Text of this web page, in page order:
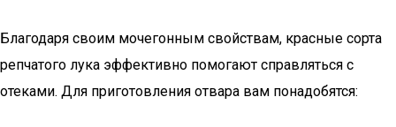
Благодаря своим мочегонным свойствам, красные сорта
репчатого лука эффективно помогают справляться с
отеками. Для приготовления отвара вам понадобятся: